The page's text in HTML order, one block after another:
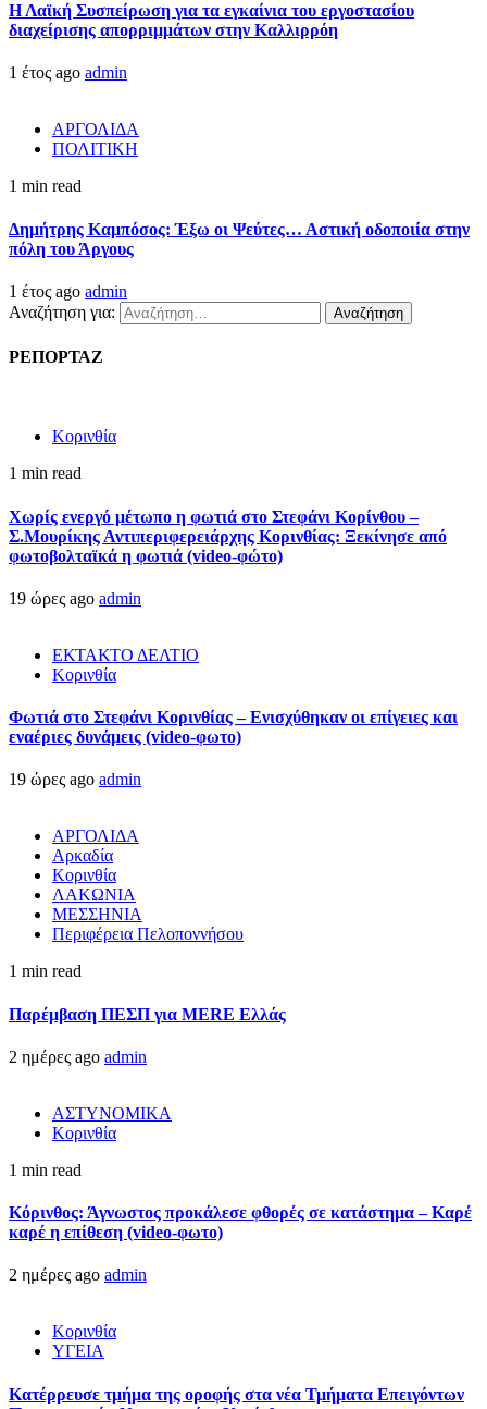
Η Λαϊκή Συσπείρωση για τα εγκαίνια του εργοστασίου
διαχείρισης απορριμμάτων στην Καλλιρρόη
1 έτος ago admin
ΑΡΓΟΛΙΔΑ
ΠΟΛΙΤΙΚΗ
1 min read
Δημήτρης Καμπόσος: Έξω οι Ψεύτες… Αστική οδοποιία στην
πόλη του Άργους
1 έτος ago admin
Αναζήτηση για:
ΡΕΠΟΡΤΑΖ
Κορινθία
1 min read
Χωρίς ενεργό μέτωπο η φωτιά στο Στεφάνι Κορίνθου –
Σ.Μουρίκης Αντιπεριφερειάρχης Κορινθίας: Ξεκίνησε από
φωτοβολταϊκά η φωτιά (video-φώτο)
19 ώρες ago admin
ΕΚΤΑΚΤΟ ΔΕΛΤΙΟ
Κορινθία
Φωτιά στο Στεφάνι Κορινθίας – Ενισχύθηκαν οι επίγειες και
εναέριες δυνάμεις (video-φωτο)
19 ώρες ago admin
ΑΡΓΟΛΙΔΑ
Αρκαδία
Κορινθία
ΛΑΚΩΝΙΑ
ΜΕΣΣΗΝΙΑ
Περιφέρεια Πελοποννήσου
1 min read
Παρέμβαση ΠΕΣΠ για MERE Ελλάς
2 ημέρες ago admin
ΑΣΤΥΝΟΜΙΚΑ
Κορινθία
1 min read
Κόρινθος: Άγνωστος προκάλεσε φθορές σε κατάστημα – Καρέ
καρέ η επίθεση (video-φωτο)
2 ημέρες ago admin
Κορινθία
ΥΓΕΙΑ
Kατέρρευσε τμήμα της οροφής στα νέα Τμήματα Επειγόντων